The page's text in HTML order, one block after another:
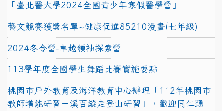
「臺北醫大學2024全國青少年寒假醫學營」
藝文競賽獲獎名單~健康促進85210漫畫(七年級)
2024冬令營-卓越領袖探索營
113學年度全國學生舞蹈比賽實施要點
桃園市戶外教育及海洋教育中心辦理「112年桃園市
教師增能研習－溪百縱走登山研習」，歡迎同仁踴